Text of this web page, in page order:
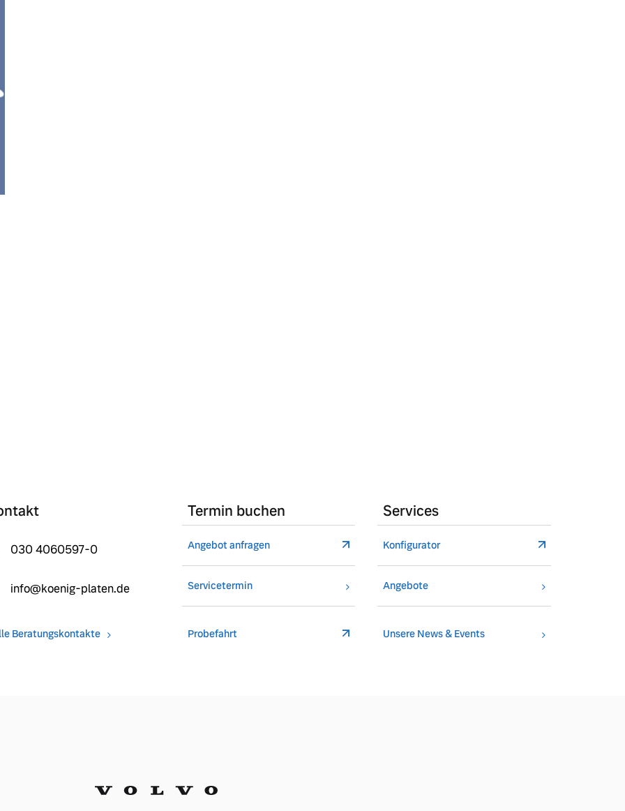
030 4060597-0
info@koenig-platen.de
Beratungskontakte
Termin buchen
Angebot anfragen
Servicetermin
Probefahrt
Services
Konfigurator
Angebote
Unsere News & Events